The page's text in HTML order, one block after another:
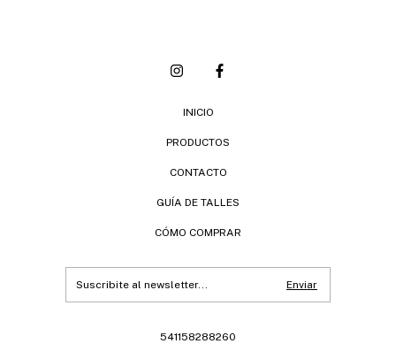
INICIO
PRODUCTOS
CONTACTO
GUÍA DE TALLES
CÓMO COMPRAR
541158288260